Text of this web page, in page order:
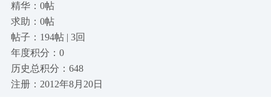
精华：0帖
求助：0帖
帖子：194帖 | 3回
年度积分：0
历史总积分：648
注册：2012年8月20日